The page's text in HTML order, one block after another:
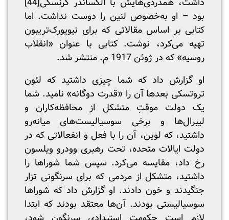
بود – او به‌خصوص لنین را دوست نداشت. اما
کتابی بر اساس مقالاتی که برای نیویورک‌تریبون
تهیه می‌کرد، نوشت. کتابی با عنوان «انقلاب
روسیه» که در ژوئن 1917 م. منتشر شد.
او گزارش داد که شما چیزی داشتید که لئون
تروتسکی بعدها آن را «قدرت دوگانه» نامید. شما
یک دولت موقتِ متشکل از محافظه‌کاران و
لیبرال‌ها و برخی سوسیالیست‌های میانه‌رو
داشتید، که لوین، آن را با فعل و انفعالاتی که در
دولت ایالات متحده، تحت رهبری وودرو ویلسون
رخ داد، مقایسه می‌کرد. سپس شما شوراها را
داشتید، متشکل از مردمی که برای سرنگونی تزار
جنگیدند و خون دادند. او گزارش داد که شوراها
سوسیالیستی بودند. آن‌ها معتقد بودند که ابتدا